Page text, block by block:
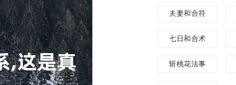
夫妻和合符
七日和合术
斩桃花法事